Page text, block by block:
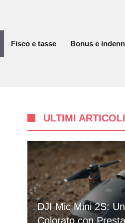
Fisco e tasse Bonus e
ULTIMI ARTICOLI
DJI Mic Mini 2S:
Colorato con